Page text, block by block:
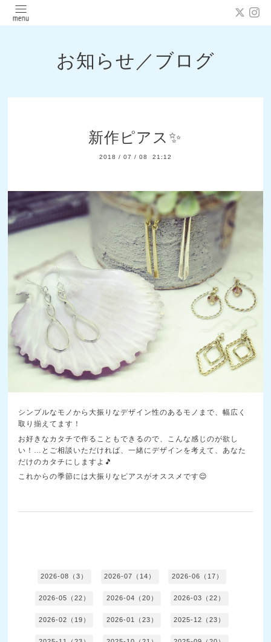
お知らせ／ブログ
新作ピアス✨
2018 / 07 / 08 21:12
シンプルなモノから大振りなデザイン性のあるモノまで、幅広く
取り揃えてます！
お好きなカタチで作ることもできるので、こんな感じのが欲し
い！…とご相談いただければ、一緒にデザインを考えて、あなた
だけのカタチにしますよ🎵
これからの季節には大振りなピアスがオススメです😌
2026-08（3） 2026-07（14） 2026-06（17）
2026-05（22） 2026-04（20） 2026-03（22）
2026-02（19） 2026-01（23） 2025-12（23）